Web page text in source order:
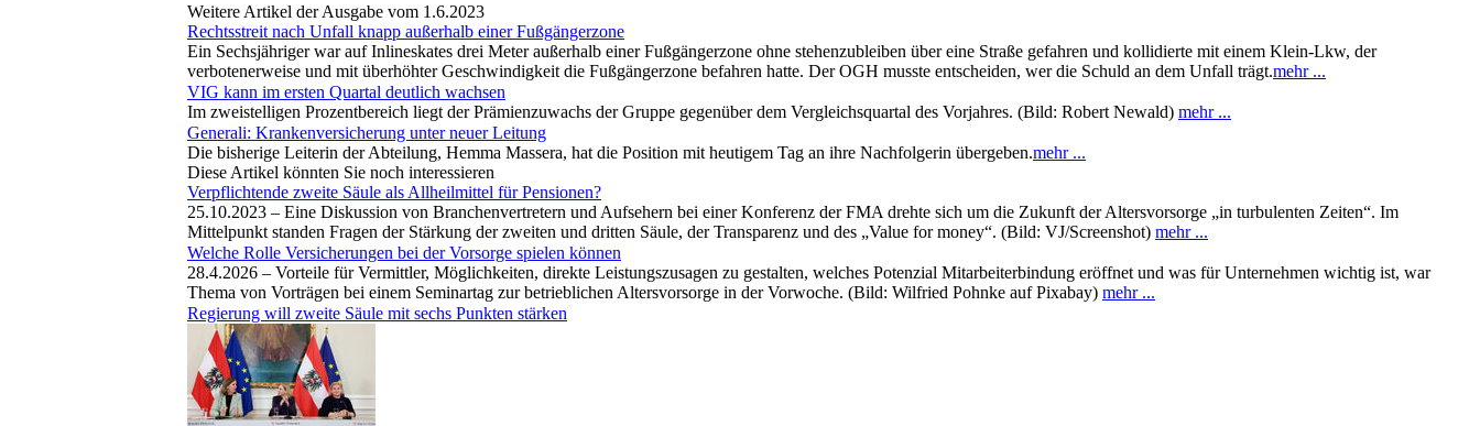
Weitere Artikel der Ausgabe vom 1.6.2023
Rechtsstreit nach Unfall knapp außerhalb einer Fußgängerzone
Ein Sechsjähriger war auf Inlineskates drei Meter außerhalb einer Fußgängerzone ohne stehenzubleiben über eine Straße gefahren und kollidierte mit einem Klein-Lkw, der
verbotenerweise und mit überhöhter Geschwindigkeit die Fußgängerzone befahren hatte. Der OGH musste entscheiden, wer die Schuld an dem Unfall trägt.mehr ...
VIG kann im ersten Quartal deutlich wachsen
Im zweistelligen Prozentbereich liegt der Prämienzuwachs der Gruppe gegenüber dem Vergleichsquartal des Vorjahres. (Bild: Robert Newald) mehr ...
Generali: Krankenversicherung unter neuer Leitung
Die bisherige Leiterin der Abteilung, Hemma Massera, hat die Position mit heutigem Tag an ihre Nachfolgerin übergeben.mehr ...
Diese Artikel könnten Sie noch interessieren
Verpflichtende zweite Säule als Allheilmittel für Pensionen?
25.10.2023 – Eine Diskussion von Branchenvertretern und Aufsehern bei einer Konferenz der FMA drehte sich um die Zukunft der Altersvorsorge „in turbulenten Zeiten“. Im
Mittelpunkt standen Fragen der Stärkung der zweiten und dritten Säule, der Transparenz und des „Value for money“. (Bild: VJ/Screenshot) mehr ...
Welche Rolle Versicherungen bei der Vorsorge spielen können
28.4.2026 – Vorteile für Vermittler, Möglichkeiten, direkte Leistungszusagen zu gestalten, welches Potenzial Mitarbeiterbindung eröffnet und was für Unternehmen wichtig ist, war
Thema von Vorträgen bei einem Seminartag zur betrieblichen Altersvorsorge in der Vorwoche. (Bild: Wilfried Pohnke auf Pixabay) mehr ...
Regierung will zweite Säule mit sechs Punkten stärken